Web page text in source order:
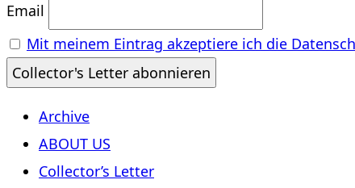
Email
Mit meinem Eintrag akzeptiere ich die
Archive
ABOUT US
Collector’s Letter